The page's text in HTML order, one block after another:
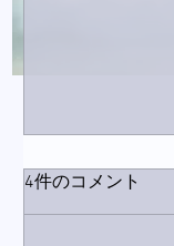
4件のコメント